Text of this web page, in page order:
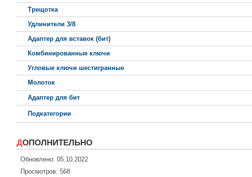
Трещотка
Удлинители 3/8
Адаптер для вставок (бит)
Комбинированные ключи
Угловые ключи шестигранные
Молоток
Адаптер для бит
Подкатегории
ДОПОЛНИТЕЛЬНО
Обновлено: 05.10.2022
Просмотров: 568